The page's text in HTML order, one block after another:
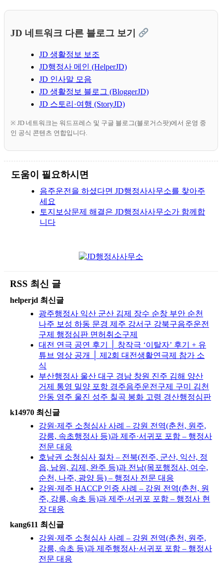
JD 네트워크 다른 블로그 보기
JD 생활정보 보조
JD행정사 메인 (HelperJD)
JD 인사말 모음
JD 생활정보 블로그 (BloggerJD)
JD 스토리·여행 (StoryJD)
※ JD 네트워크는 워드프레스 및 구글 블로그(블로거스팟)에서 운영 중
인 공식 콘텐츠 연합입니다.
도움이 필요하시면
음주운전을 하셨다면 JD행정사사무소를 찾아주
세요
토지보상문제 해결은 JD행정사사무소가 함께합
니다
RSS 최신 글
helperjd 최신글
광주행정사 익산 군산 김제 장수 순창 부안 순천
나주 보성 하동 문경 제주 강서구 강북구음주운전
구제 행정심판 면허취소구제
대전 연극 공연 후기 │ 창작극 ‘이탈자’ 후기 + 유
튜브 영상 공개 │ 제2회 대전생활연극제 참가 소
식
부산행정사 울산 대구 경남 창원 진주 김해 양산
거제 통영 밀양 포항 경주음주운전구제 구미 김천
안동 영주 울진 성주 칠곡 봉화 고령 경산행정심판
k14970 최신글
강원·제주 소청심사 사례 – 강원 전역(춘천, 원주,
강릉, 속초행정사 등)과 제주·서귀포 포함 – 행정사
전문 대응
호남권 소청심사 절차 – 전북(전주, 군산, 익산, 정
읍, 남원, 김제, 완주 등)과 전남(목포행정사, 여수,
순천, 나주, 광양 등) – 행정사 전문 대응
강원·제주 HACCP 인증 사례 – 강원 전역(춘천, 원
주, 강릉, 속초 등)과 제주·서귀포 포함 – 행정사 현
장 대응
kang611 최신글
강원·제주 소청심사 사례 – 강원 전역(춘천, 원주,
강릉, 속초 등)과 제주행정사·서귀포 포함 – 행정사
전문 대응